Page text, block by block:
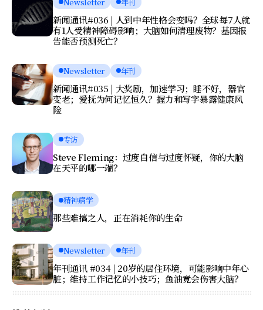
新闻通讯#036 | 人到中年性格会变吗？全球每7人就
有1人受精神障碍影响；大脑如何清理废物？基因报
告能否预测死亡？
Newsletter 年刊
新闻通讯#035 | 大奖励，加速学习；睡不好，器官
变老；爱抚为何记忆恒久？握力和写字暴露健康风
险
专访
Steve Fleming：过度自信与过度怀疑，你的大脑
在天平的哪一端？
精神病学
那些难搞之人，正在消耗你的生命
Newsletter 年刊
年刊通讯 #034 | 20岁的居住环境，可能影响中年心
脏；维持工作记忆的小技巧；鱼油竟会伤害大脑？